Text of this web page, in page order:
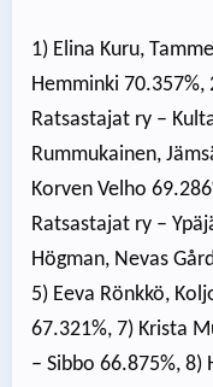
1) Elina Kuru,
Hemminki 70.357%,
Ratsastajat ry –
Rummukainen,
Korven Velho
Ratsastajat ry –
Högman, Nevas
5) Eeva Rönkkö,
67.321%, 7) Krista
– Sibbo 66.875%, 8)